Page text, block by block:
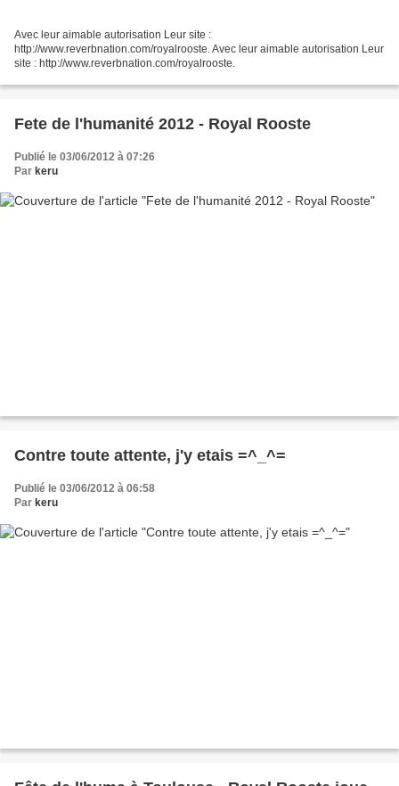
Avec leur aimable autorisation Leur site :
http://www.reverbnation.com/royalrooste. Avec leur aimable autorisation Leur
site : http://www.reverbnation.com/royalrooste.
Fete de l'humanité 2012 - Royal Rooste
Publié le 03/06/2012 à 07:26
Par keru
Contre toute attente, j'y etais =^_^=
Publié le 03/06/2012 à 06:58
Par keru